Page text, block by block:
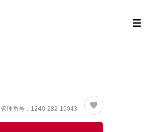
管理番号：1240-282-16043